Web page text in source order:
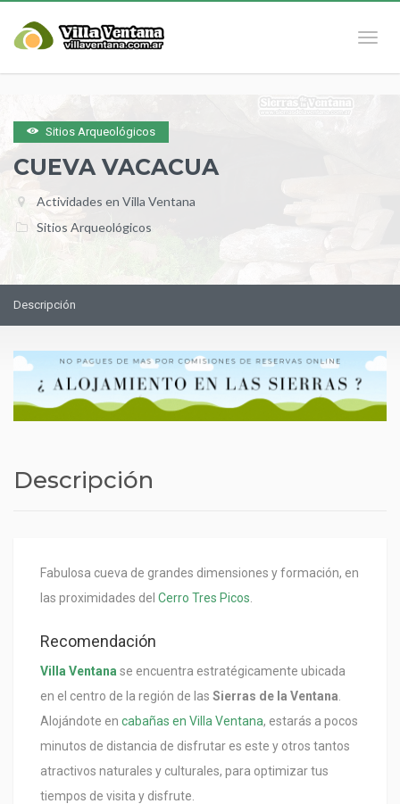
Sitios Arqueológicos
CUEVA VACACUA
Actividades en Villa Ventana
Sitios Arqueológicos
Descripción
Descripción
Fabulosa cueva de grandes dimensiones y formación, en
las proximidades del Cerro Tres Picos
Recomendación
Villa Ventana se encuentra estratégicamente ubicada
en el centro de la región de las Sierras de la Ventana
Alojándote en cabañas en Villa Ventana, estarás a pocos
minutos de distancia de disfrutar es este y otros tantos
atractivos naturales y culturales, para optimizar tus
tiempos de visita y disfrute.